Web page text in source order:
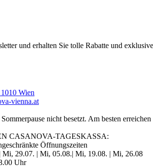
und erhalten Sie tolle Rabatte und
Wien
vienna.at
nicht besetzt. Am besten
CASANOVA-TAGESKASSA:
Öffnungszeiten
29.07. | Mi, 05.08.| Mi, 19.08. | Mi, 26.08
Uhr